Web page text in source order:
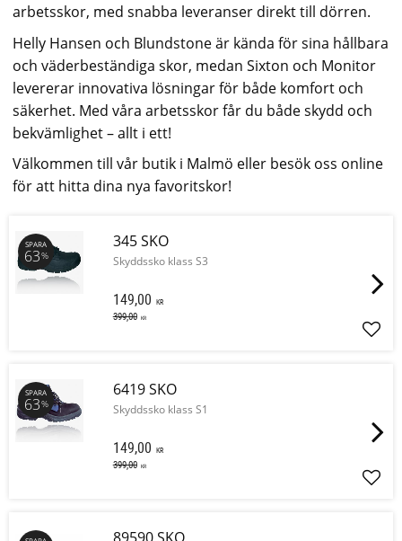
arbetsskor, med snabba leveranser direkt till dörren.
Helly Hansen och Blundstone är kända för sina hållbara
och väderbeständiga skor, medan Sixton och Monitor
levererar innovativa lösningar för både komfort och
säkerhet. Med våra arbetsskor får du både skydd och
bekvämlighet – allt i ett!
Välkommen till vår butik i Malmö eller besök oss online
för att hitta dina nya favoritskor!
345 SKO
Skyddssko klass S3
149,00 KR
399,00 KR
SPARA
63%
6419 SKO
Skyddssko klass S1
149,00 KR
399,00 KR
SPARA
63%